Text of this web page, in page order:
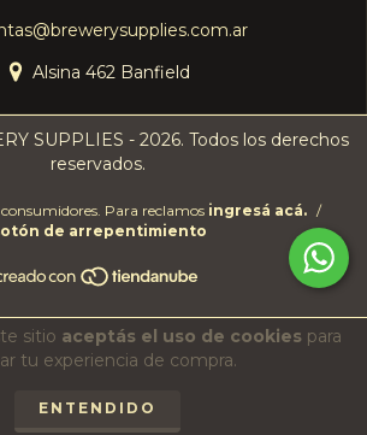
sitio aceptás el uso de cookiespara
tu experiencia de compra.
ENTENDIDO
Alsina 462 Banfield
SUPPLIES - 2026. Todos los derechos
reservados.
consumidores. Para reclamos ingresá acá. /
de arrepentimiento